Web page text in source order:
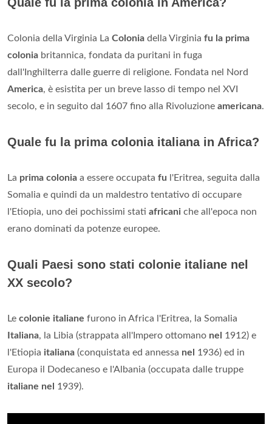
Colonia della Virginia La Colonia della Virginia
colonia
britannica, fondata da puritani in fuga
dall'Inghilterra dalle guerre di religione. Fondata nel Nord
secolo, e in seguito dal 1607 fino alla Rivoluzione
americana
a essere occupata
l'Eritrea, seguita dalla
Somalia e quindi da un maldestro tentativo di occupare
africani
erano dominati da potenze europee.
Quali Paesi sono stati colonie italiane nel